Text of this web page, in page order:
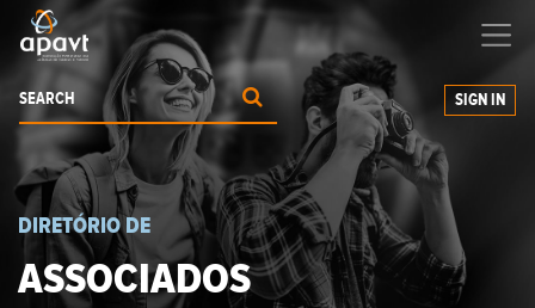
grow your business
SIGN IN
DIRETÓRIO DE
ASSOCIADOS